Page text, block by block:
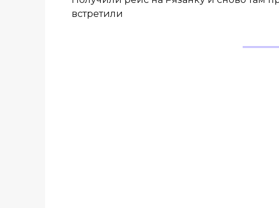
встретили